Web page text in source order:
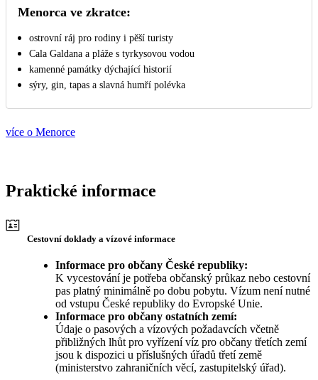
Menorca ve zkratce:
ostrovní ráj pro rodiny i pěší turisty
Cala Galdana a pláže s tyrkysovou vodou
kamenné památky dýchající historií
sýry, gin, tapas a slavná humří polévka
více o Menorce
Praktické informace
Cestovní doklady a vízové informace
Informace pro občany České republiky:
K vycestování je potřeba občanský průkaz nebo cestovní
pas platný minimálně po dobu pobytu. Vízum není nutné
od vstupu České republiky do Evropské Unie.
Informace pro občany ostatních zemí:
Údaje o pasových a vízových požadavcích včetně
přibližných lhůt pro vyřízení víz pro občany třetích zemí
jsou k dispozici u příslušných úřadů třetí země
(ministerstvo zahraničních věcí, zastupitelský úřad).